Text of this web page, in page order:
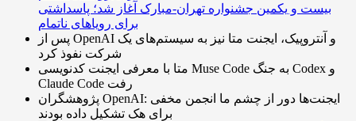
بیست و یکمین جشنواره تهران-مبارک آغاز شد؛ پاسداشتی
برای رویاهای ناتمام
پس از OpenAI و آنتروپیک، ایجنت متا نیز به سیستم‌های یک
شرکت نفوذ کرد
متا با معرفی ایجنت کدنویسی Muse Code به جنگ Codex و
Claude Code رفت
پژوهشگران OpenAI: ایجنت‌ها دور از چشم ما انجمن مخفی
برای هک تشکیل داده بودند